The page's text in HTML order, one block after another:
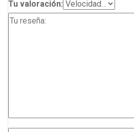
Tu valoración: